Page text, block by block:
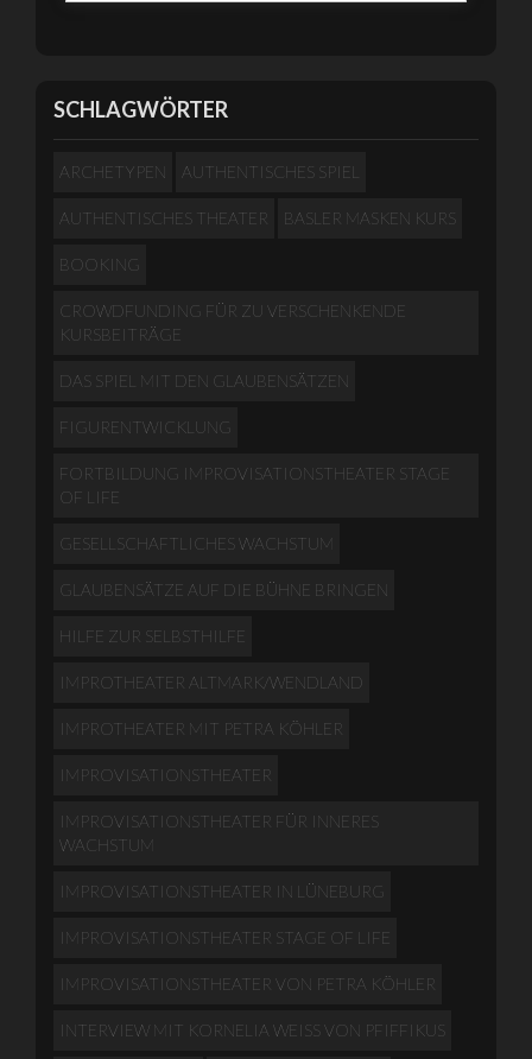
SCHLAGWÖRTER
ARCHETYPEN AUTHENTISCHES SPIEL
AUTHENTISCHES THEATER BASLER MASKEN KURS
BOOKING
CROWDFUNDING FÜR ZU VERSCHENKENDE
KURSBEITRÄGE
DAS SPIEL MIT DEN GLAUBENSÄTZEN
FIGURENTWICKLUNG
FORTBILDUNG IMPROVISATIONSTHEATER STAGE
OF LIFE
GESELLSCHAFTLICHES WACHSTUM
GLAUBENSÄTZE AUF DIE BÜHNE BRINGEN
HILFE ZUR SELBSTHILFE
IMPROTHEATER ALTMARK/WENDLAND
IMPROTHEATER MIT PETRA KÖHLER
IMPROVISATIONSTHEATER
IMPROVISATIONSTHEATER FÜR INNERES
WACHSTUM
IMPROVISATIONSTHEATER IN LÜNEBURG
IMPROVISATIONSTHEATER STAGE OF LIFE
IMPROVISATIONSTHEATER VON PETRA KÖHLER
INTERVIEW MIT KORNELIA WEISS VON PFIFFIKUS